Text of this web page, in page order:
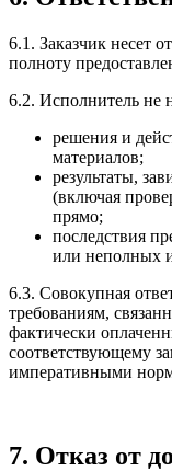
6.1. Заказчик несет
полноту
6.2. Исполнитель не
решения и
материалов;
результаты,
(включая
прямо;
последствия
или неполных
6.3. Совокупная
требованиям,
фактически
соответствующему
императивными
7. Отказ от